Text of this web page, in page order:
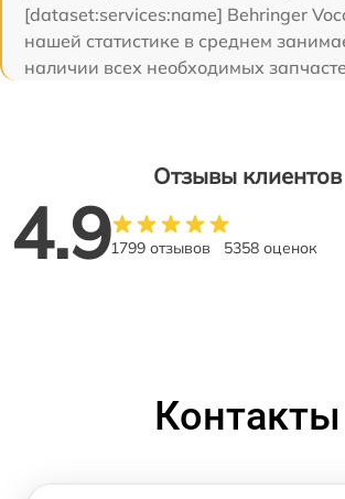
[dataset:services:name] Behringer
нашей статистике в среднем
наличии всех необходимых
Отзывы клиентов
4.91799 отзывов 5358 оценок
Контакты